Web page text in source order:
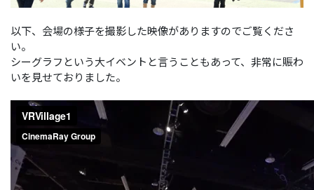
以下、会場の様子を撮影した映像がありますのでご覧くださ
い。
シーグラフという大イベントと言うこともあって、非常に賑わ
いを見せておりました。